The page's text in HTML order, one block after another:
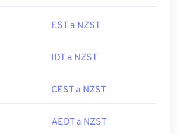
EST a NZST
IDT a NZST
CEST a NZST
AEDT a NZST